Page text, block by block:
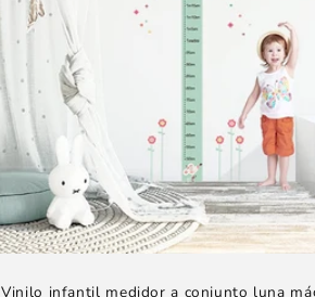
Vinilo infantil medidor a conjunto luna